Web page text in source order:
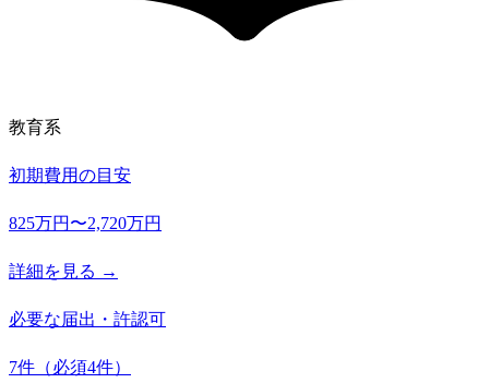
教育系
初期費用の目安
825万円〜2,720万円
詳細を見る →
必要な届出・許認可
7件 （必須4件）